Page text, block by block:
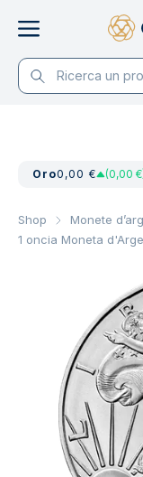
Oro0,00 € (0,00
Shop Monete
1 oncia Moneta